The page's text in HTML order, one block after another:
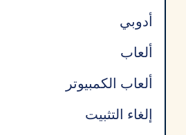
أدوبي
ألعاب
ألعاب الكمبيوتر
إلغاء التثبيت